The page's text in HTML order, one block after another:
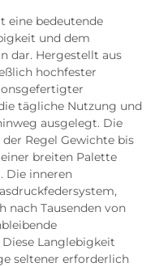
eine bedeutende
und dem
dar. Hergestellt aus
hochfester
tägliche Nutzung und
ausgelegt. Die
Regel Gewichte bis
breiten Palette
Die inneren
nach Tausenden von
Langlebigkeit
seltener erforderlich